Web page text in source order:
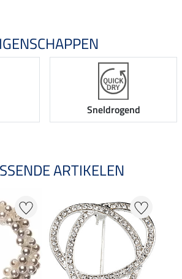
Sneldrogend
ARTIKELEN